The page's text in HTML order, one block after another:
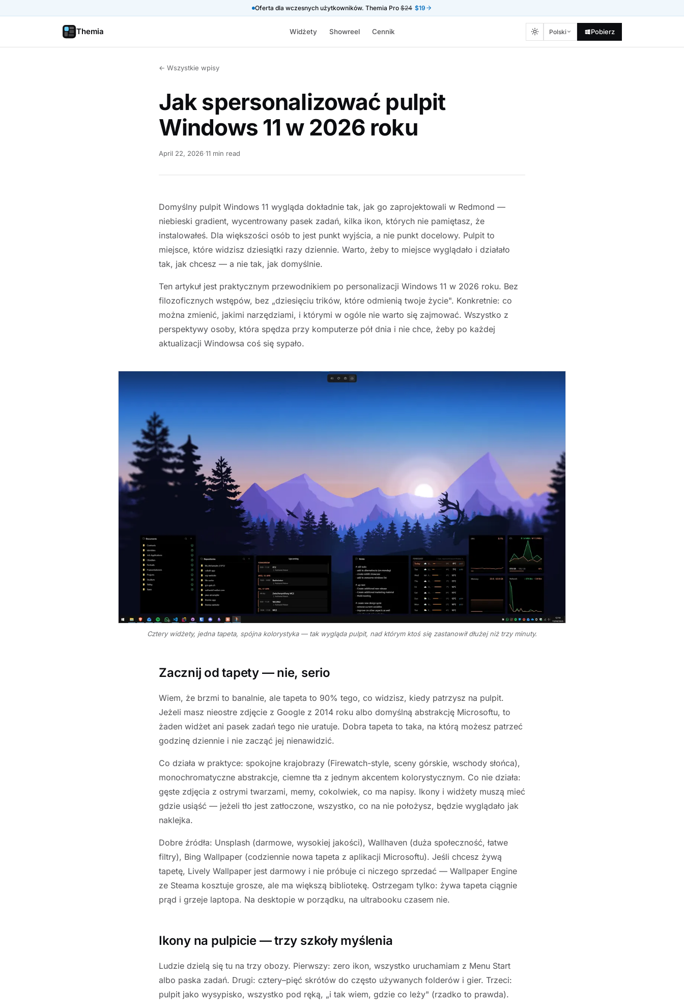
Oferta dla wczesnych użytkowników. Themia Pro $24 $19
Themia Widżety Showreel Cennik Polski Pobierz
← Wszystkie wpisy
Jak spersonalizować pulpit
Windows 11 w 2026 roku
April 22, 2026·11 min read
Domyślny pulpit Windows 11 wygląda dokładnie tak, jak go zaprojektowali w Redmond —
niebieski gradient, wycentrowany pasek zadań, kilka ikon, których nie pamiętasz, że
instalowałeś. Dla większości osób to jest punkt wyjścia, a nie punkt docelowy. Pulpit to
miejsce, które widzisz dziesiątki razy dziennie. Warto, żeby to miejsce wyglądało i działało
tak, jak chcesz — a nie tak, jak domyślnie.
Ten artykuł jest praktycznym przewodnikiem po personalizacji Windows 11 w 2026 roku. Bez
filozoficznych wstępów, bez „dziesięciu trików, które odmienią twoje życie". Konkretnie: co
można zmienić, jakimi narzędziami, i którymi w ogóle nie warto się zajmować. Wszystko z
perspektywy osoby, która spędza przy komputerze pół dnia i nie chce, żeby po każdej
aktualizacji Windowsa coś się sypało.
Cztery widżety, jedna tapeta, spójna kolorystyka — tak wygląda pulpit, nad którym ktoś się zastanowił dłużej niż trzy minuty.
Zacznij od tapety — nie, serio
Wiem, że brzmi to banalnie, ale tapeta to 90% tego, co widzisz, kiedy patrzysz na pulpit.
Jeżeli masz nieostre zdjęcie z Google z 2014 roku albo domyślną abstrakcję Microsoftu, to
żaden widżet ani pasek zadań tego nie uratuje. Dobra tapeta to taka, na którą możesz patrzeć
godzinę dziennie i nie zacząć jej nienawidzić.
Co działa w praktyce: spokojne krajobrazy (Firewatch-style, sceny górskie, wschody słońca),
monochromatyczne abstrakcje, ciemne tła z jednym akcentem kolorystycznym. Co nie działa:
gęste zdjęcia z ostrymi twarzami, memy, cokolwiek, co ma napisy. Ikony i widżety muszą mieć
gdzie usiąść — jeżeli tło jest zatłoczone, wszystko, co na nie położysz, będzie wyglądało jak
naklejka.
Dobre źródła: Unsplash (darmowe, wysokiej jakości), Wallhaven (duża społeczność, łatwe
filtry), Bing Wallpaper (codziennie nowa tapeta z aplikacji Microsoftu). Jeśli chcesz żywą
tapetę, Lively Wallpaper jest darmowy i nie próbuje ci niczego sprzedać — Wallpaper Engine
ze Steama kosztuje grosze, ale ma większą bibliotekę. Ostrzegam tylko: żywa tapeta ciągnie
prąd i grzeje laptopa. Na desktopie w porządku, na ultrabooku czasem nie.
Ikony na pulpicie — trzy szkoły myślenia
Ludzie dzielą się tu na trzy obozy. Pierwszy: zero ikon, wszystko uruchamiam z Menu Start
albo paska zadań. Drugi: cztery–pięć skrótów do często używanych folderów i gier. Trzeci:
pulpit jako wysypisko, wszystko pod ręką, „i tak wiem, gdzie co leży" (rzadko to prawda).